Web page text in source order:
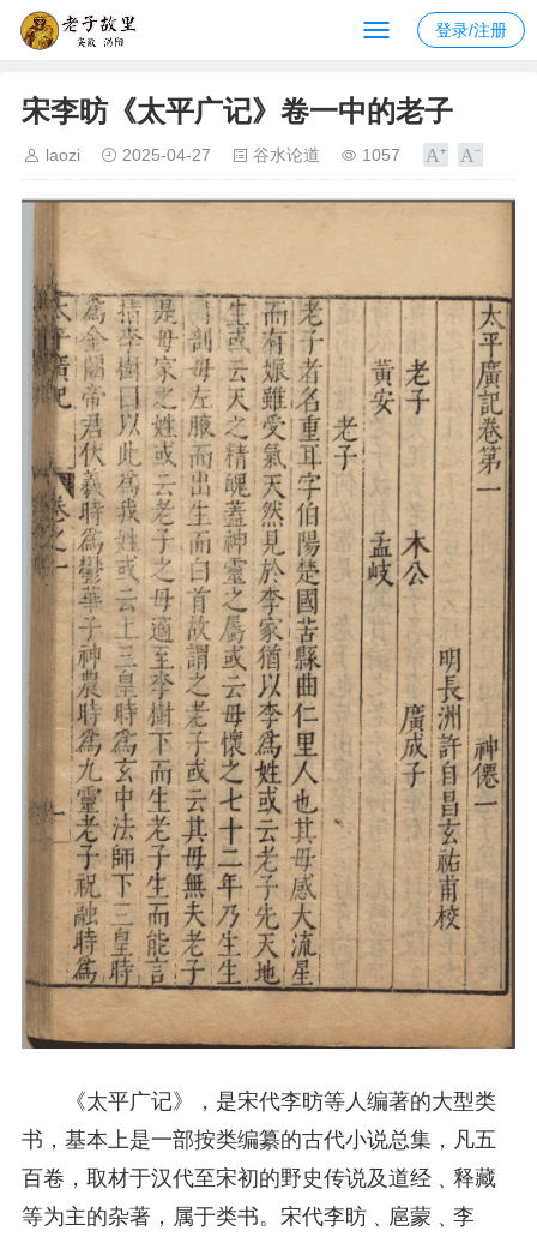
登录/注册
宋李昉《太平广记》卷一中的老子
laozi 2025-04-27 谷水论道 1057
《太平广记》，是宋代李昉等人编著的大型类
书，基本上是一部按类编纂的古代小说总集，凡五
百卷，取材于汉代至宋初的野史传说及道经﹑释藏
等为主的杂著，属于类书。宋代李昉﹑扈蒙﹑李